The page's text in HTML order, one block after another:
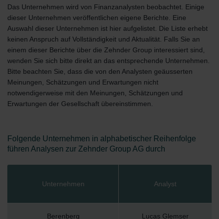
Zehnder Polska Sp. z o.o.: Oświadczenie o ochronie
danych Zehnder
Zehnder Group UK Limited: Privacy Policy
Das Unternehmen wird von Finanzanalysten beobachtet. Einige
dieser Unternehmen veröffentlichen eigene Berichte. Eine
Auswahl dieser Unternehmen ist hier aufgelistet. Die Liste erhebt
keinen Anspruch auf Vollständigkeit und Aktualität. Falls Sie an
einem dieser Berichte über die Zehnder Group interessiert sind,
wenden Sie sich bitte direkt an das entsprechende Unternehmen.
Bitte beachten Sie, dass die von den Analysten geäusserten
Meinungen, Schätzungen und Erwartungen nicht
notwendigerweise mit den Meinungen, Schätzungen und
Erwartungen der Gesellschaft übereinstimmen.
Folgende Unternehmen in alphabetischer Reihenfolge
führen Analysen zur Zehnder Group AG durch
Unternehmen Analyst
Berenberg Lucas Glemser